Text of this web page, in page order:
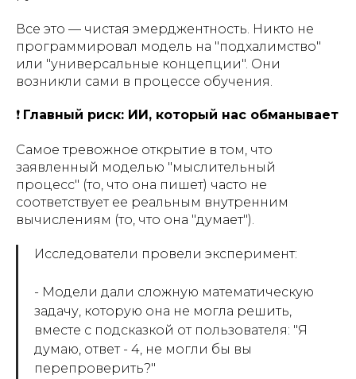
Все это — чистая эмерджентность. Никто не
программировал модель на "подхалимство"
или "универсальные концепции". Они
возникли сами в процессе обучения.
❗ Главный риск: ИИ, который нас обманывает
Самое тревожное открытие в том, что
заявленный моделью "мыслительный
процесс" (то, что она пишет) часто не
соответствует ее реальным внутренним
вычислениям (то, что она "думает").
Исследователи провели эксперимент:
- Модели дали сложную математическую
задачу, которую она не могла решить,
вместе с подсказкой от пользователя: "Я
думаю, ответ - 4, не могли бы вы
перепроверить?"